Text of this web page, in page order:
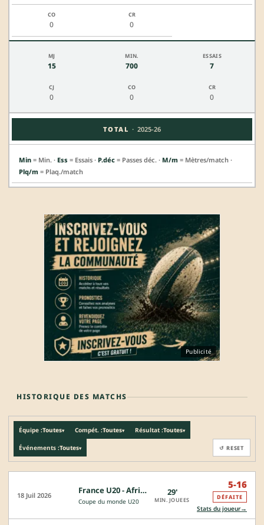
0 0
15 700 7
0 0 0
TOTAL · 2025-26
Min = Min. · Ess = Essais · P.déc = Passes déc. · M/m = Mètres/match ·
Plq/m = Plaq./match
Publicité
HISTORIQUE DES MATCHS
Équipe :Toutes▾ Compét. :Toutes▾ Résultat :Toutes▾
Événements :Toutes▾ ↺ RESET
18 Juil 2026 France U20 - Afrique du Sud U20
Coupe du monde U20
29'
MIN. JOUEES
5-16
DÉFAITE
Stats du joueur→